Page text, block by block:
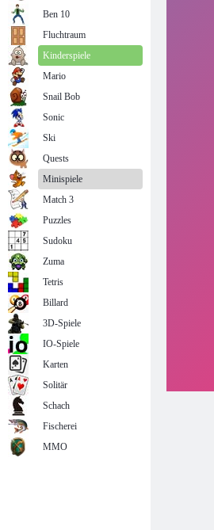
Ben 10
Fluchtraum
Kinderspiele
Mario
Snail Bob
Sonic
Ski
Quests
Minispiele
Match 3
Puzzles
Sudoku
Zuma
Tetris
Billard
3D-Spiele
IO-Spiele
Karten
Solitär
Schach
Fischerei
MMO